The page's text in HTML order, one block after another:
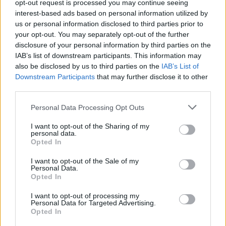
opt-out request is processed you may continue seeing
interest-based ads based on personal information utilized by
us or personal information disclosed to third parties prior to
your opt-out. You may separately opt-out of the further
disclosure of your personal information by third parties on the
IAB’s list of downstream participants. This information may
also be disclosed by us to third parties on the IAB’s List of
Downstream Participants that may further disclose it to other
Personal Data Processing Opt Outs
I want to opt-out of the Sharing of my
personal data.
Opted In
I want to opt-out of the Sale of my
Personal Data.
Opted In
I want to opt-out of processing my
Personal Data for Targeted Advertising.
Opted In
επιβλήθηκε διοικητικό πρόστιμο
ύψους 1.804,68 ευρώ
ΧΩΡΙΑ
Τραγωδία στην Πέτρα με νεκρό
άνδρα στην παραλία Καβάκι
του και μεταφέρθηκε στο Κέντρο
διαπιστώθηκε ο θάνατός του
Η Θερμή γιόρτασε τους
γευστικούς θησαυρούς της
Λέσβου
επίκεντρο της γιορτής που
πραγματοποιήθηκε στο Δημοτικό
Σχολείο της Θερμής, στο πλαίσιο
του Taste Lesvos και του Λεσβιακού